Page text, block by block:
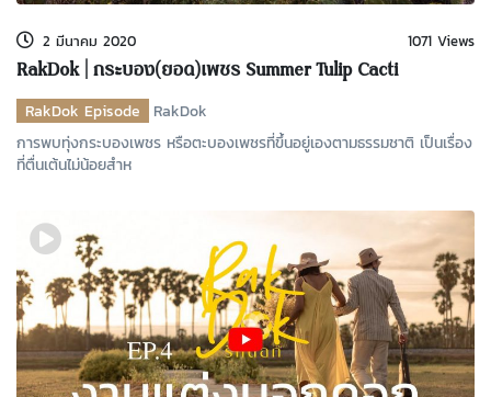
2 มีนาคม 2020 1071 Views
RakDok | กระบอง(ยอด)เพชร Summer Tulip Cacti
RakDok Episode
RakDok
การพบทุ่งกระบองเพชร หรือตะบองเพชรที่ขึ้นอยู่เองตามธรรมชาติ เป็นเรื่อง
ที่ตื่นเต้นไม่น้อยสำห